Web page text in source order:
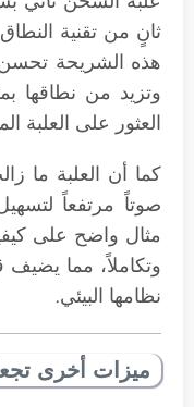
هذه الشريحة
العثور على العلبة
كما أن العلبة ما
صوتاً مرتفعاً
مثال واضح على
وتكاملاً، مما
نظامها البيئي.
ميزات أخرى